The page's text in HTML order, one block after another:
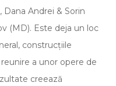
Dana Andrei & Sorin
(MD). Este deja un loc
construcțiile
a unor opere de
creează